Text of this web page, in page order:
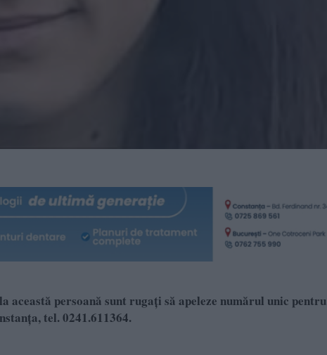
persoană sunt rugați să apeleze numărul unic pentru
tel. 0241.611364.